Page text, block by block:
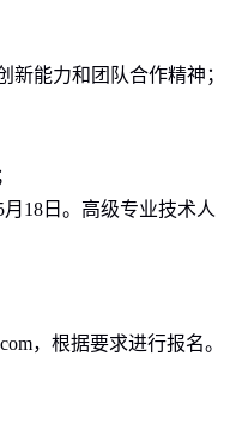
能力和团队合作精神；
月 18日。高级专业技术人
，根据要求进行报名。